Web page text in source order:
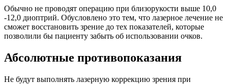
Обычно не проводят операцию при близорукости выше 10,0
-12,0 диоптрий. Обусловлено это тем, что лазерное лечение не
сможет восстановить зрение до тех показателей, которые
позволили бы пациенту забыть об использовании очков.
Абсолютные противопоказания
Не будут выполнять лазерную коррекцию зрения при